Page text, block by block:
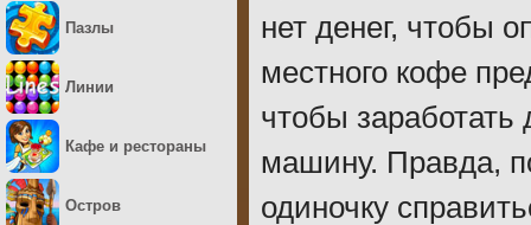
нет денег, чтобы
местного кофе
чтобы заработать
машину. Правда,
одиночку
Пазлы
Линии
Кафе и рестораны
Остров